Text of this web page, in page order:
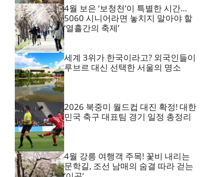
4월 보은 ‘보청천’이 특별한 시간…
5060 시니어라면 놓치지 말아야 할
‘열흘간의 축제’
세계 3위가 한국이라고? 외국인들이
루브르 대신 선택한 서울의 명소
2026 북중미 월드컵 대진 확정! 대한
민국 축구 대표팀 경기 일정 총정리
4월 강릉 여행객 주목! 꽃비 내리는
문학길, 조선 남매의 숨결 따라 걷는